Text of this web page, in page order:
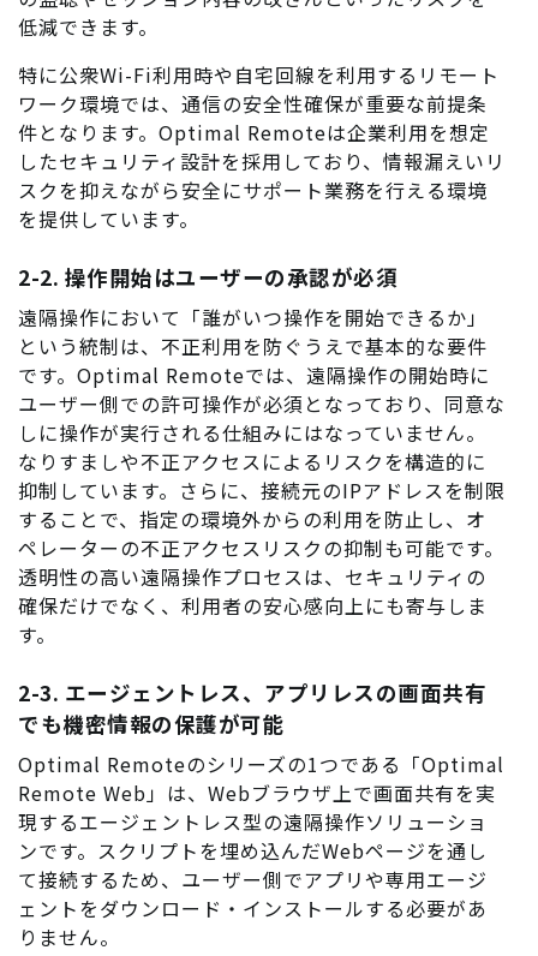
低減できます。
特に公衆Wi-Fi利用時や自宅回線を利用するリモート
ワーク環境では、通信の安全性確保が重要な前提条
件となります。Optimal Remoteは企業利用を想定
したセキュリティ設計を採用しており、情報漏えいリ
スクを抑えながら安全にサポート業務を行える環境
を提供しています。
2-2. 操作開始はユーザーの承認が必須
遠隔操作において「誰がいつ操作を開始できるか」
という統制は、不正利用を防ぐうえで基本的な要件
です。Optimal Remoteでは、遠隔操作の開始時に
ユーザー側での許可操作が必須となっており、同意な
しに操作が実行される仕組みにはなっていません。
なりすましや不正アクセスによるリスクを構造的に
抑制しています。さらに、接続元のIPアドレスを制限
することで、指定の環境外からの利用を防止し、オ
ペレーターの不正アクセスリスクの抑制も可能です。
透明性の高い遠隔操作プロセスは、セキュリティの
確保だけでなく、利用者の安心感向上にも寄与しま
す。
2-3. エージェントレス、アプリレスの画面共有
でも機密情報の保護が可能
Optimal Remoteのシリーズの1つである「Optimal
Remote Web」は、Webブラウザ上で画面共有を実
現するエージェントレス型の遠隔操作ソリューショ
ンです。スクリプトを埋め込んだWebページを通し
て接続するため、ユーザー側でアプリや専用エージ
ェントをダウンロード・インストールする必要があ
りません。